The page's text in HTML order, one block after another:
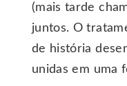
(mais tarde
juntos. O
de história
unidas em uma